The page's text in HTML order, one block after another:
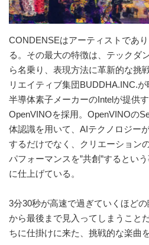
CONDENSEはアーティストであ
る。その最大の特徴は、テックダ
ら名乗り、表現方法に革新的な挑
リエイティブ集団BUDDHA.INC.が
半導体素子メーカーのIntelが提供
OpenVINOを採用。OpenVINOの
体認識を用いて、AIテクノロジー
するだけでなく、クリエーション
パフォーマンスを”共創”するとい
に仕上げている。
3分30秒が高速で過ぎていくほど
から最後まで見入ってしまうこと
ちに仕掛けに来た、挑戦的な楽曲